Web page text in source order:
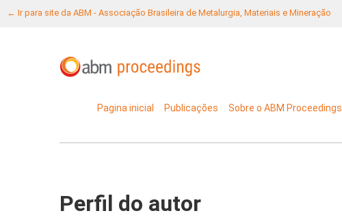
← Ir para site da ABM - Associação Brasileira de Metalurgia, Materiais e Mineração
Pagina inicial Publicações Sobre o ABM Proceedings
Perfil do autor